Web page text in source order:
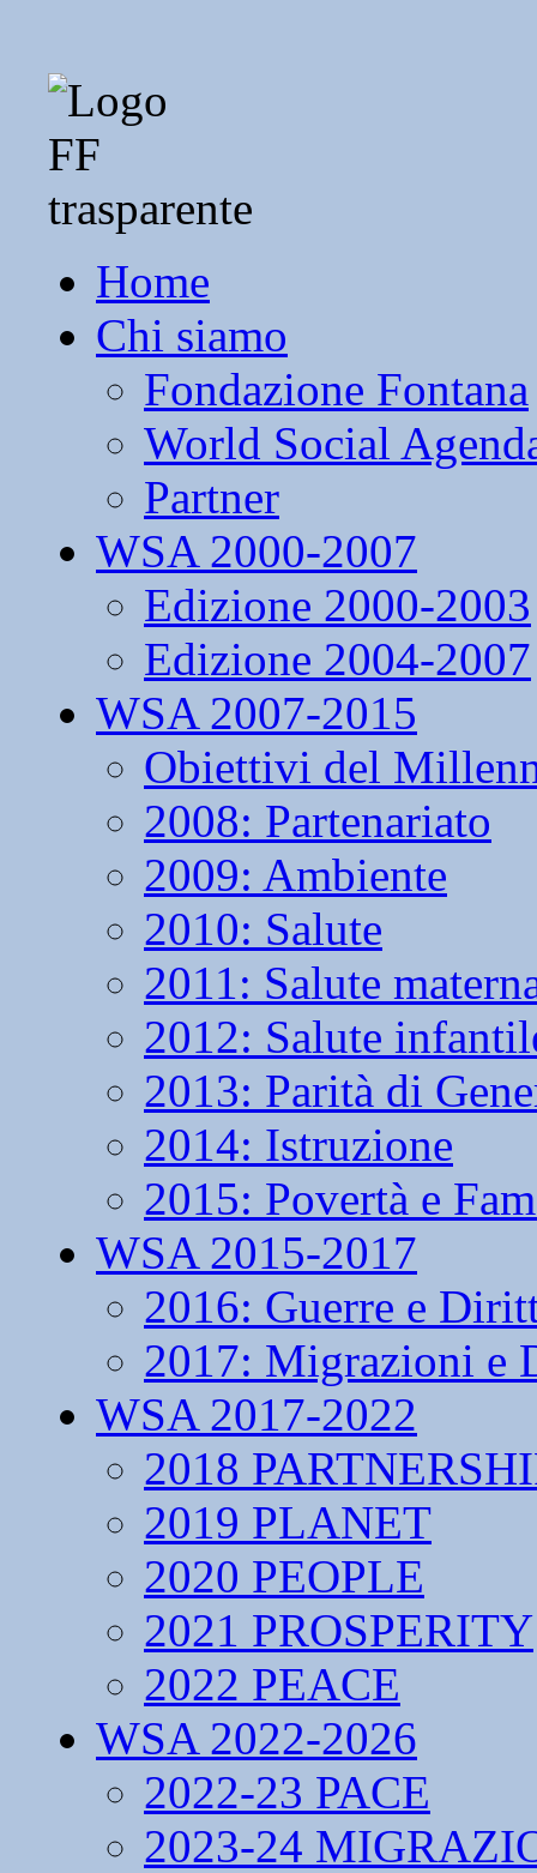
Home
Chi siamo
Fondazione Fontana
World Social
Partner
WSA 2000-2007
Edizione 2000-2003
Edizione 2004-2007
WSA 2007-2015
Obiettivi del
2008: Partenariato
2009: Ambiente
2010: Salute
2011: Salute
2012: Salute
2013: Parità di
2014: Istruzione
2015: Povertà e
WSA 2015-2017
2016: Guerre e
2017: Migrazioni e
WSA 2017-2022
2018
2019 PLANET
2020 PEOPLE
2021 PROSPERITY
2022 PEACE
WSA 2022-2026
2022-23 PACE
2023-24